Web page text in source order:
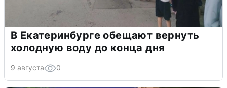
В Екатеринбурге обещают вернуть
холодную воду до конца дня
9 августа 0